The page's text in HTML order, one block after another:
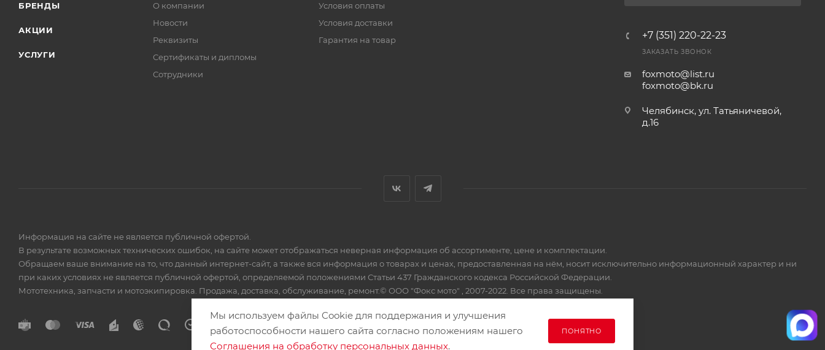
БРЕНДЫ
АКЦИИ
УСЛУГИ
О компании
Новости
Реквизиты
Сертификаты и дипломы
Сотрудники
Условия оплаты
Условия доставки
Гарантия на товар
+7 (351) 220-22-23
ЗАКАЗАТЬ ЗВОНОК
foxmoto@list.ru
foxmoto@bk.ru
Челябинск, ул. Татьяничевой,
д.16
Информация на сайте не является публичной офертой.
В результате возможных технических ошибок, на сайте может отображаться неверная информация об ассортименте, цене и комплектации.
Обращаем ваше внимание на то, что данный интернет-сайт, а также вся информация о товарах и ценах, предоставленная на нём, носит исключительно информационный характер и ни
при каких условиях не является публичной офертой, определяемой положениями Статьи 437 Гражданского кодекса Российской Федерации.
Мототехника, запчасти и мотоэкипировка. Продажа, доставка, обслуживание, ремонт.© ООО "Фокс мото" , 2007-2022. Все права защищены.
Мы используем файлы Cookie для поддержания и улучшения
работоспособности нашего сайта согласно положениям нашего
Соглашения на обработку персональных данных.
ПОНЯТНО